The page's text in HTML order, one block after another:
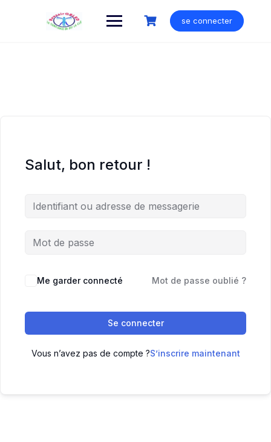
se connecter
Salut, bon retour !
Me garder connecté Mot de passe oublié ?
Se connecter
Vous n’avez pas de compte ?S’inscrire maintenant